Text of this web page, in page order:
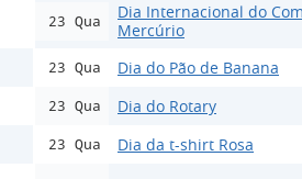
23 Qua
Dia Internacional do
Mercúrio
23 Qua Dia do Pão de Banana
23 Qua Dia do Rotary
23 Qua Dia da t-shirt Rosa